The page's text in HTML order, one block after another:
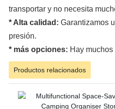
transportar y no necesita
* Alta calidad: Garantizamos
presión.
* más opciones: Hay muchos
Productos relacionados